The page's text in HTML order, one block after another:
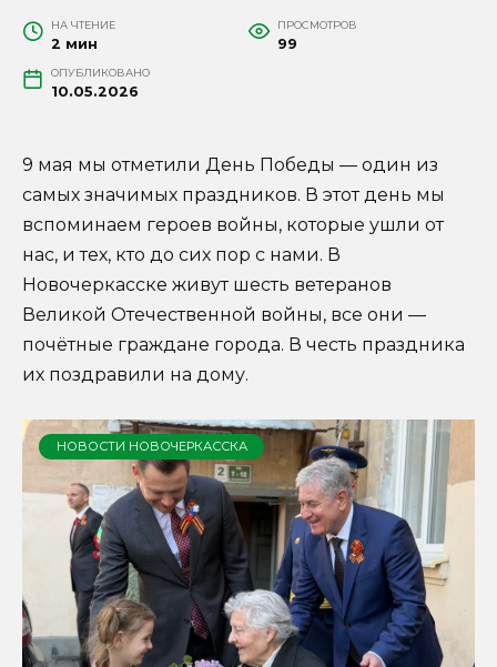
НА ЧТЕНИЕ
2 мин
ПРОСМОТРОВ
99
ОПУБЛИКОВАНО
10.05.2026
9 мая мы отметили День Победы — один из
самых значимых праздников. В этот день мы
вспоминаем героев войны, которые ушли от
нас, и тех, кто до сих пор с нами. В
Новочеркасске живут шесть ветеранов
Великой Отечественной войны, все они —
почётные граждане города. В честь праздника
их поздравили на дому.
НОВОСТИ НОВОЧЕРКАССКА